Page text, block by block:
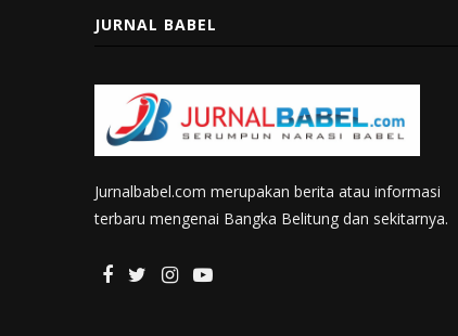
JURNAL BABEL
Jurnalbabel.com merupakan berita atau informasi
terbaru mengenai Bangka Belitung dan sekitarnya.